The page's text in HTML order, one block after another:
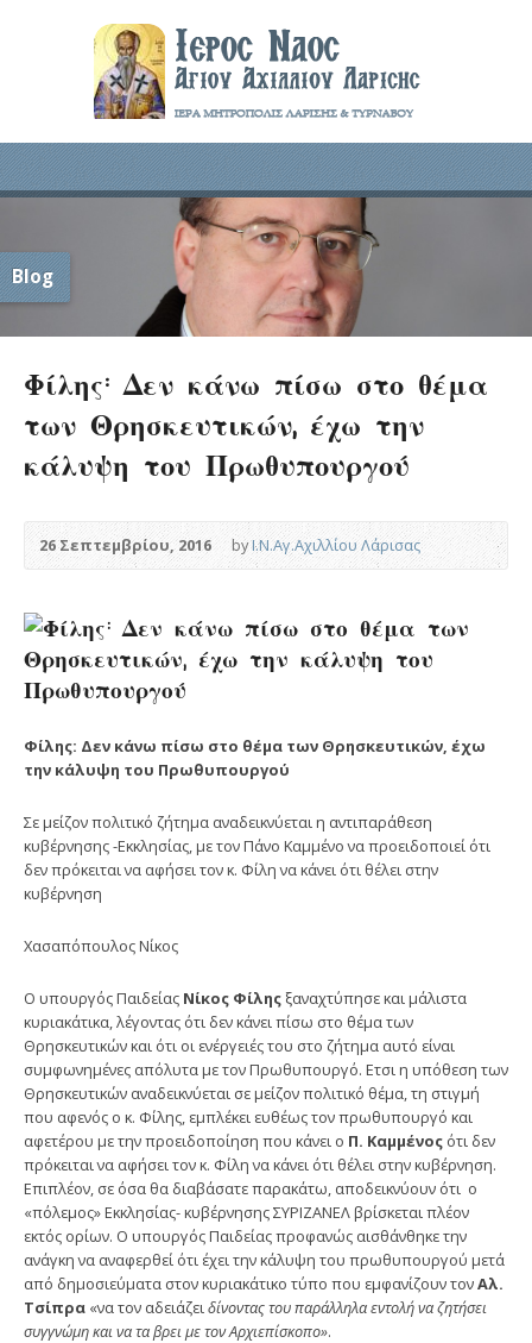
Blog
Φίλης: Δεν κάνω πίσω στο θέμα
των Θρησκευτικών, έχω την
κάλυψη του Πρωθυπουργού
26 Σεπτεμβρίου, 2016 byΙ.Ν.Αγ.Αχιλλίου Λάρισας
Φίλης: Δεν κάνω πίσω στο θέμα των Θρησκευτικών, έχω
την κάλυψη του Πρωθυπουργού
Σε μείζον πολιτικό ζήτημα αναδεικνύεται η αντιπαράθεση
κυβέρνησης -Εκκλησίας, με τον Πάνο Καμμένο να προειδοποιεί ότι
δεν πρόκειται να αφήσει τον κ. Φίλη να κάνει ότι θέλει στην
κυβέρνηση
Χασαπόπουλος Νίκος
Ο υπουργός Παιδείας Νίκος Φίλης ξαναχτύπησε και μάλιστα
κυριακάτικα, λέγοντας ότι δεν κάνει πίσω στο θέμα των
Θρησκευτικών και ότι οι ενέργειές του στο ζήτημα αυτό είναι
συμφωνημένες απόλυτα με τον Πρωθυπουργό. Ετσι η υπόθεση των
Θρησκευτικών αναδεικνύεται σε μείζον πολιτικό θέμα, τη στιγμή
που αφενός ο κ. Φίλης, εμπλέκει ευθέως τον πρωθυπουργό και
αφετέρου με την προειδοποίηση που κάνει ο Π. Καμμένος ότι δεν
πρόκειται να αφήσει τον κ. Φίλη να κάνει ότι θέλει στην κυβέρνηση.
Επιπλέον, σε όσα θα διαβάσατε παρακάτω, αποδεικνύουν ότι ο
«πόλεμος» Εκκλησίας- κυβέρνησης ΣΥΡΙΖΑΝΕΛ βρίσκεται πλέον
εκτός ορίων. Ο υπουργός Παιδείας προφανώς αισθάνθηκε την
ανάγκη να αναφερθεί ότι έχει την κάλυψη του πρωθυπουργού μετά
από δημοσιεύματα στον κυριακάτικο τύπο που εμφανίζουν τονΑλ.
Τσίπρα «να τον αδειάζειδίνοντας του παράλληλα εντολή να ζητήσει
συγγνώμη και να τα βρει με τον Αρχιεπίσκοπο».